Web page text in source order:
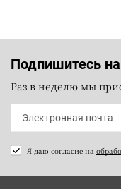
Подпишитесь
Раз в неделю мы
Я даю согласие на